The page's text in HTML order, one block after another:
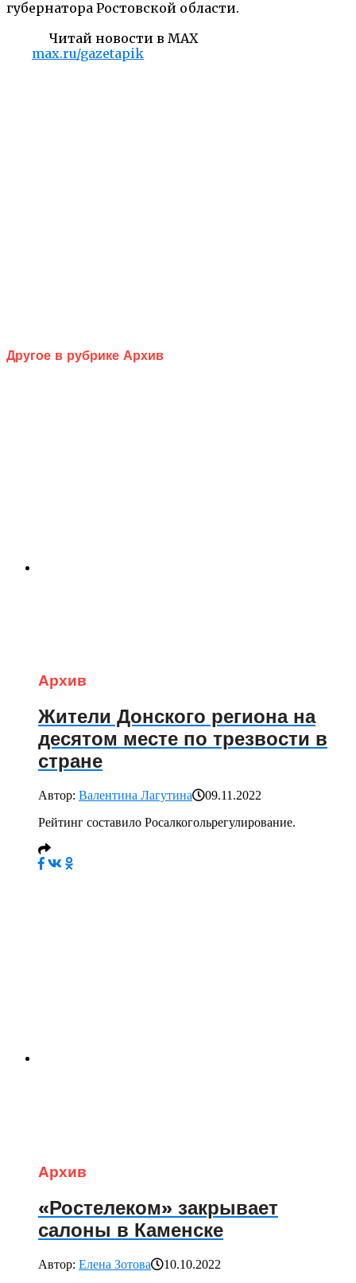
губернатора Ростовской области.
Читай новости в MAX
max.ru/gazetapik
Другое в рубрике Архив
Архив
Жители Донского региона на
десятом месте по трезвости в
стране
Автор: Валентина Лагутина
09.11.2022
Рейтинг составило Росалкогольрегулирование.
Архив
«Ростелеком» закрывает
салоны в Каменске
Автор: Елена Зотова
10.10.2022